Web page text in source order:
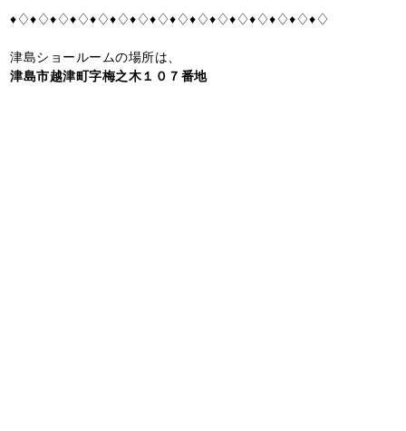
♦♢♦♢♦♢♦♢♦♢♦♢♦♢♦♢♦♢♦♢♦♢♦♢♦♢♦♢♦♢♦♢
津島ショールームの場所は、
津島市越津町字梅之木１０７番地